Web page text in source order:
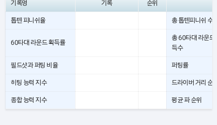
기록명 기록 순위
톱텐 피니쉬율 총 톱텐피니쉬 수
60타대 라운드 획득률
총 60타대 라운드
득수
필드샷과 퍼팅 비율 퍼팅률
히팅 능력 지수 드라이버 거리 순
종합 능력 지수 평균 파 순위